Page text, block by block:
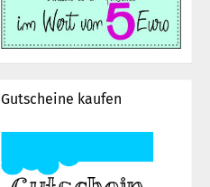
Gutscheine kaufen